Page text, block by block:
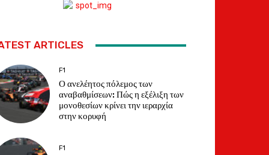
ARTICLES
F1
Ο ανελέητος πόλεμος των
αναβαθμίσεων: Πώς η εξέλιξη των
μονοθεσίων κρίνει την ιεραρχία
στην κορυφή
F1